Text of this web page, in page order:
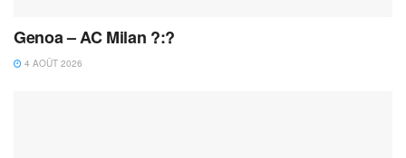
Genoa – AC Milan ?:?
4 AOÛT 2026